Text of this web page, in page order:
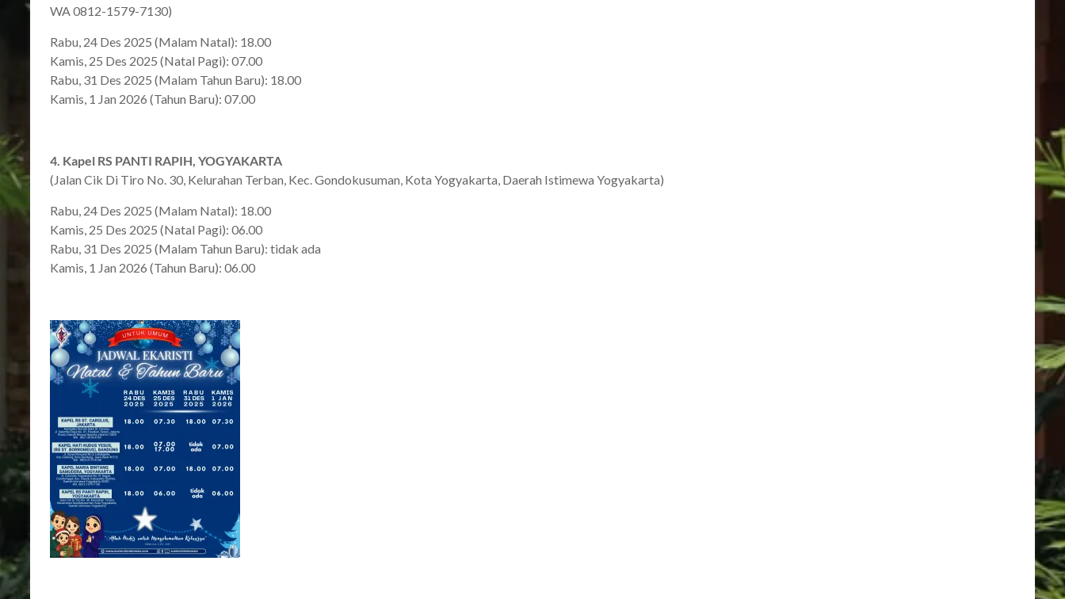
WA 0812-1579-7130)
Rabu, 24 Des 2025 (Malam Natal): 18.00
Kamis, 25 Des 2025 (Natal Pagi): 07.00
Rabu, 31 Des 2025 (Malam Tahun Baru): 18.00
Kamis, 1 Jan 2026 (Tahun Baru): 07.00
4. Kapel RS PANTI RAPIH, YOGYAKARTA
(Jalan Cik Di Tiro No. 30, Kelurahan Terban, Kec. Gondokusuman, Kota Yogyakarta, Daerah Istimewa Yogyakarta)
Rabu, 24 Des 2025 (Malam Natal): 18.00
Kamis, 25 Des 2025 (Natal Pagi): 06.00
Rabu, 31 Des 2025 (Malam Tahun Baru): tidak ada
Kamis, 1 Jan 2026 (Tahun Baru): 06.00